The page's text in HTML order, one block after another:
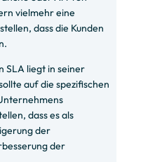
vielmehr eine
dass die Kunden
SLA liegt in seiner
auf die spezifischen
dass es als
der
der